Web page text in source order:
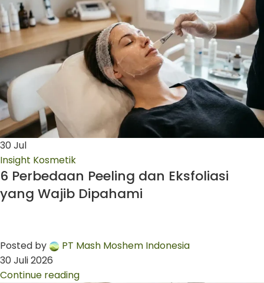
30Jul
Insight Kosmetik
6 Perbedaan Peeling dan Eksfoliasi
yang Wajib Dipahami
Posted by
PT Mash Moshem Indonesia
30 Juli 2026
Continue reading